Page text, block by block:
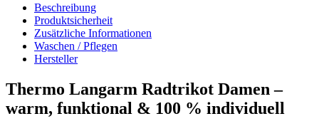
Beschreibung
Produktsicherheit
Zusätzliche Informationen
Waschen / Pflegen
Hersteller
Thermo Langarm Radtrikot Damen –
warm, funktional & 100 % individuell